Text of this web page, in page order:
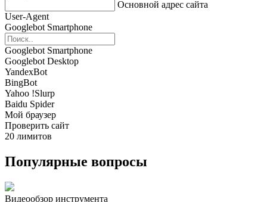
Основной адрес сайта
User-Agent
Googlebot Smartphone
Googlebot Smartphone
Googlebot Desktop
YandexBot
BingBot
Yahoo !Slurp
Baidu Spider
Мой браузер
Проверить сайт
20 лимитов
Популярные вопросы
Видеообзор инструмента